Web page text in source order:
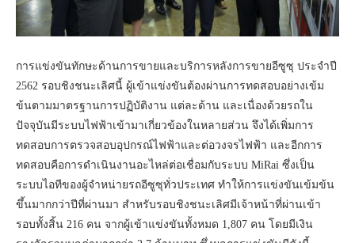
การแข่งขันทักษะด้านการขายและบริการหลังการขายอีซูซุ ประจำปี
2562 รอบชิงชนะเลิศนี้ ผู้เข้าแข่งขันต้องผ่านการทดสอบอย่างเข้ม
ข้นตามมาตรฐานการปฏิบัติงาน แต่ละด้าน และเนื่องด้วยรถใน
ปัจจุบันมีระบบไฟฟ้าเข้ามาเกี่ยวข้องในหลายส่วน จึงได้เพิ่มการ
ทดสอบการตรวจสอบอุปกรณ์ไฟฟ้าและต่อวงจรไฟฟ้า และอีกการ
ทดสอบคือการดำเนินงานอะไหล่ต่อเชื่อมกับระบบ MiRai ซึ่งเป็น
ระบบไอทีของผู้จำหน่ายรถอีซูซุทั่วประเทศ ทำให้การแข่งขันเข้มข้น
ขึ้นมากกว่าปีที่ผ่านมา สำหรับรอบชิงชนะเลิศมีเจ้าหน้าที่ผ่านเข้า
รอบทั้งสิ้น 216 คน จากผู้เข้าแข่งขันทั้งหมด 1,807 คน โดยมีเงิน